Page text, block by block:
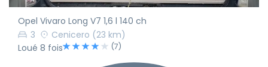
Opel Vivaro Long V7 1,6 l 140 ch
3
Cenicero (23 km)
Loué 8 fois
(7)